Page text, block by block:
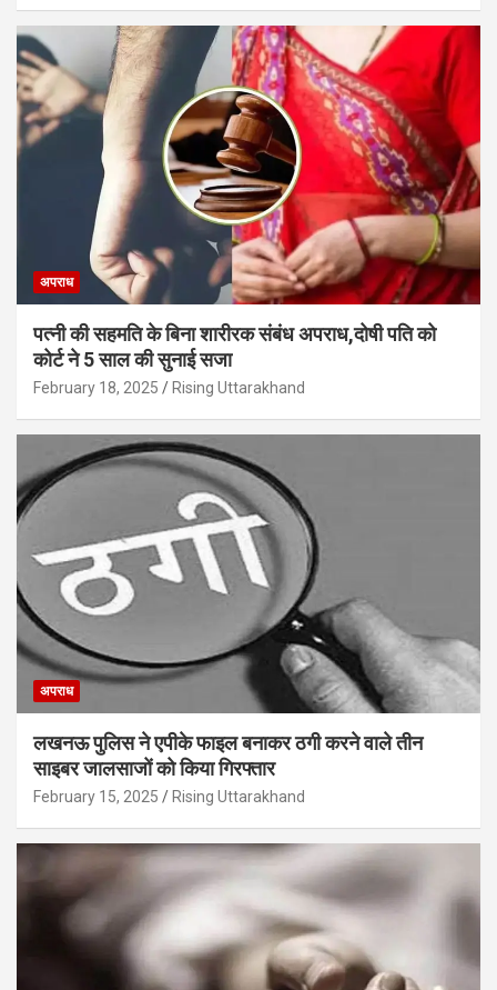
अपराध
पत्नी की सहमति के बिना शारीरक संबंध अपराध,दोषी पति को
कोर्ट ने 5 साल की सुनाई सजा
February 18, 2025 Rising Uttarakhand
अपराध
लखनऊ पुलिस ने एपीके फाइल बनाकर ठगी करने वाले तीन
साइबर जालसाजों को किया गिरफ्तार
February 15, 2025 Rising Uttarakhand